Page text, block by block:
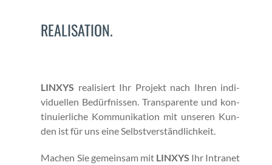
REALISATION.
LINXYS real­isiert Ihr Pro­jekt nach Ihren indi­
vidu­ellen Bedürfnis­sen. Trans­par­ente und kon­
tinuier­liche Kom­mu­nika­tion mit unseren Kun­
den ist für uns eine Selb­stver­ständlichkeit.
Machen Sie gemein­sam mit LINXYS Ihr Intranet